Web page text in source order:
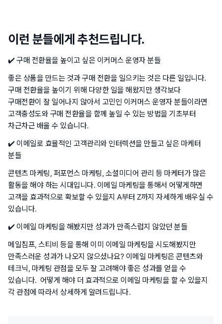
이런 분들에게 추천드립니다.
✔️ 구매 전환율을 높이고 싶은 이커머스 운영자 분들
좋은 상품을 만드는 것과 구매 전환을 일으키는 것은 다른 일입니다.
구매 전환율을 높이기 위해 다양한 일을 해왔지만 생각보다
구매전환이 잘 일어나지 않아서 고민인 이커머스 운영자 분들이라면
고객충성도와 구매 전환율을 함께 높일 수 있는 방법을 기초부터
차근차근 배울 수 있습니다.
✔️ 이메일로 효율적인 고객관리와 인터렉션을 만들고 싶은 마케터
분들
콘텐츠 마케팅, 퍼포먼스 마케팅, 소셜미디어 관리 등 마케터가 많은
활동을 해야 하는 시대입니다. 이메일 마케팅을 통해서 어떻게하면
고객을 효과적으로 확보할 수 있을지 A부터 Z까지 자세하게 배우실 수
있습니다.
✔️ 이메일 마케팅을 해봤지만 성과가 만족스럽지 않았던 분들
메일침프, 스티비 등을 통해 이미 이메일 마케팅을 시도해봤지만
만족스러운 성과가 나오지 않으셨나요? 이메일 마케팅은 콘텐츠와
테크닉, 마케팅 관점을 모두 잘 고려해야 좋은 성과를 얻을 수
있습니다. 어떻게 해야 더 효과적으로 이메일 마케팅을 할 수 있을지
각 관점에 따라서 상세하게 알려드립니다.